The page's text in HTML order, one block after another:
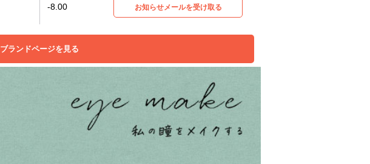
-8.00 お知らせメールを受け取る
ブランドページを見る